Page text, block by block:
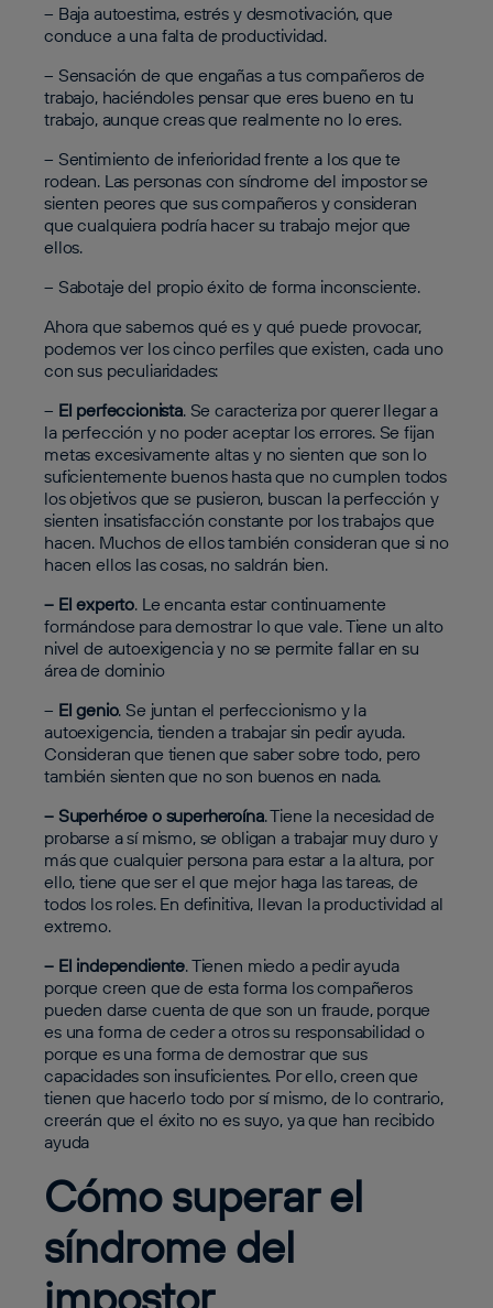
– Baja autoestima, estrés y desmotivación, que
conduce a una falta de productividad.
– Sensación de que engañas a tus compañeros de
trabajo, haciéndoles pensar que eres bueno en tu
trabajo, aunque creas que realmente no lo eres.
– Sentimiento de inferioridad frente a los que te
rodean. Las personas con síndrome del impostor se
sienten peores que sus compañeros y consideran
que cualquiera podría hacer su trabajo mejor que
ellos.
– Sabotaje del propio éxito de forma inconsciente.
Ahora que sabemos qué es y qué puede provocar,
podemos ver los cinco perfiles que existen, cada uno
con sus peculiaridades:
– El perfeccionista. Se caracteriza por querer llegar a
la perfección y no poder aceptar los errores. Se fijan
metas excesivamente altas y no sienten que son lo
suficientemente buenos hasta que no cumplen todos
los objetivos que se pusieron, buscan la perfección y
sienten insatisfacción constante por los trabajos que
hacen. Muchos de ellos también consideran que si no
hacen ellos las cosas, no saldrán bien.
– El experto. Le encanta estar continuamente
formándose para demostrar lo que vale. Tiene un alto
nivel de autoexigencia y no se permite fallar en su
área de dominio
– El genio. Se juntan el perfeccionismo y la
autoexigencia, tienden a trabajar sin pedir ayuda.
Consideran que tienen que saber sobre todo, pero
también sienten que no son buenos en nada.
– Superhéroe o superheroína. Tiene la necesidad de
probarse a sí mismo, se obligan a trabajar muy duro y
más que cualquier persona para estar a la altura, por
ello, tiene que ser el que mejor haga las tareas, de
todos los roles. En definitiva, llevan la productividad al
extremo.
– El independiente. Tienen miedo a pedir ayuda
porque creen que de esta forma los compañeros
pueden darse cuenta de que son un fraude, porque
es una forma de ceder a otros su responsabilidad o
porque es una forma de demostrar que sus
capacidades son insuficientes. Por ello, creen que
tienen que hacerlo todo por sí mismo, de lo contrario,
creerán que el éxito no es suyo, ya que han recibido
ayuda
Cómo superar el
síndrome del
impostor